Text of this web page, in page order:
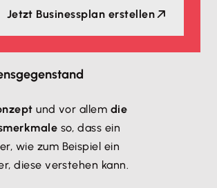
Jetzt Businessplan erstellen
und vor allem die
so, dass ein
wie zum Beispiel ein
diese verstehen kann.